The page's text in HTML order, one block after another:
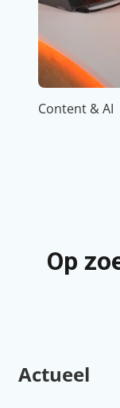
Content & AI
Op
Actueel